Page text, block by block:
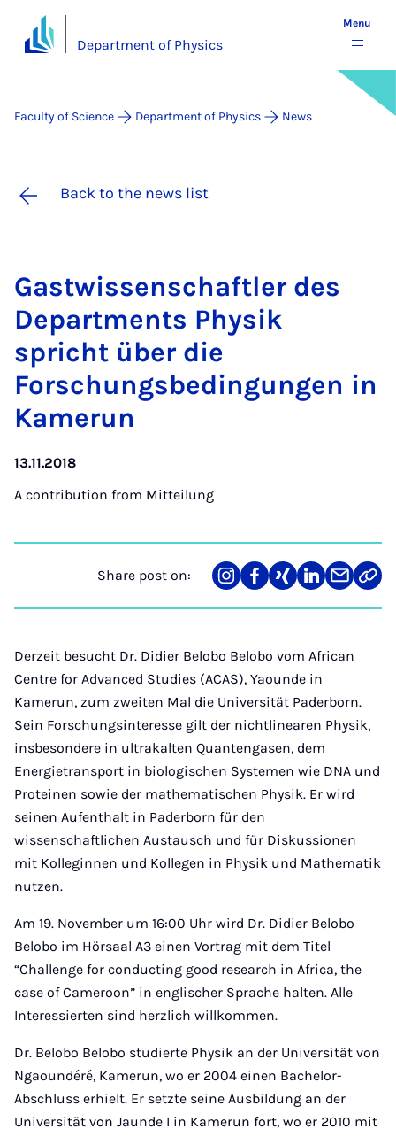
Department of Physics
Menu
Faculty of Science Department of Physics News
Back to the news list
Gastwis­senschaftler des
De­part­ments Physik
spricht über die
Forschungs­bedin­gun­gen in
Kamer­un
13.11.2018
A contribution from Mitteilung
Share post on:
Share
on
Teilen
auf
Teilen
auf
Teilen
auf
Teilen
über
Link
Derzeit besucht Dr. Didier Belobo Belobo vom African
Centre for Advanced Studies (ACAS), Yaounde in
Kamerun, zum zweiten Mal die Universität Paderborn.
Sein Forschungsinteresse gilt der nichtlinearen Physik,
insbesondere in ultrakalten Quantengasen, dem
Energietransport in biologischen Systemen wie DNA und
Proteinen sowie der mathematischen Physik. Er wird
seinen Aufenthalt in Paderborn für den
wissenschaftlichen Austausch und für Diskussionen
mit Kolleginnen und Kollegen in Physik und Mathematik
nutzen.
Am 19. November um 16:00 Uhr wird Dr. Didier Belobo
Belobo im Hörsaal A3 einen Vortrag mit dem Titel
“Challenge for conducting good research in Africa, the
case of Cameroon” in englischer Sprache halten. Alle
Interessierten sind herzlich willkommen.
Dr. Belobo Belobo studierte Physik an der Universität von
Ngaoundéré, Kamerun, wo er 2004 einen Bachelor-
Abschluss erhielt. Er setzte seine Ausbildung an der
Universität von Jaunde I in Kamerun fort, wo er 2010 mit